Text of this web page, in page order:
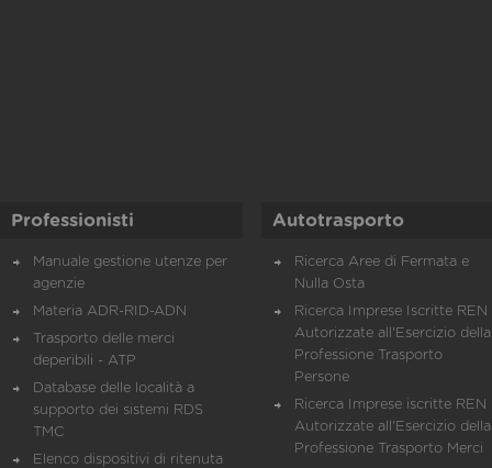
Professionisti
Manuale gestione utenze per
agenzie
Materia ADR-RID-ADN
Trasporto delle merci
deperibili - ATP
Database delle località a
supporto dei sistemi RDS
TMC
Elenco dispositivi di ritenuta
Autotrasporto
Ricerca Aree di Fermata e
Nulla Osta
Ricerca Imprese Iscritte REN
Autorizzate all'Esercizio della
Professione Trasporto
Persone
Ricerca Imprese iscritte REN
Autorizzate all'Esercizio della
Professione Trasporto Merci